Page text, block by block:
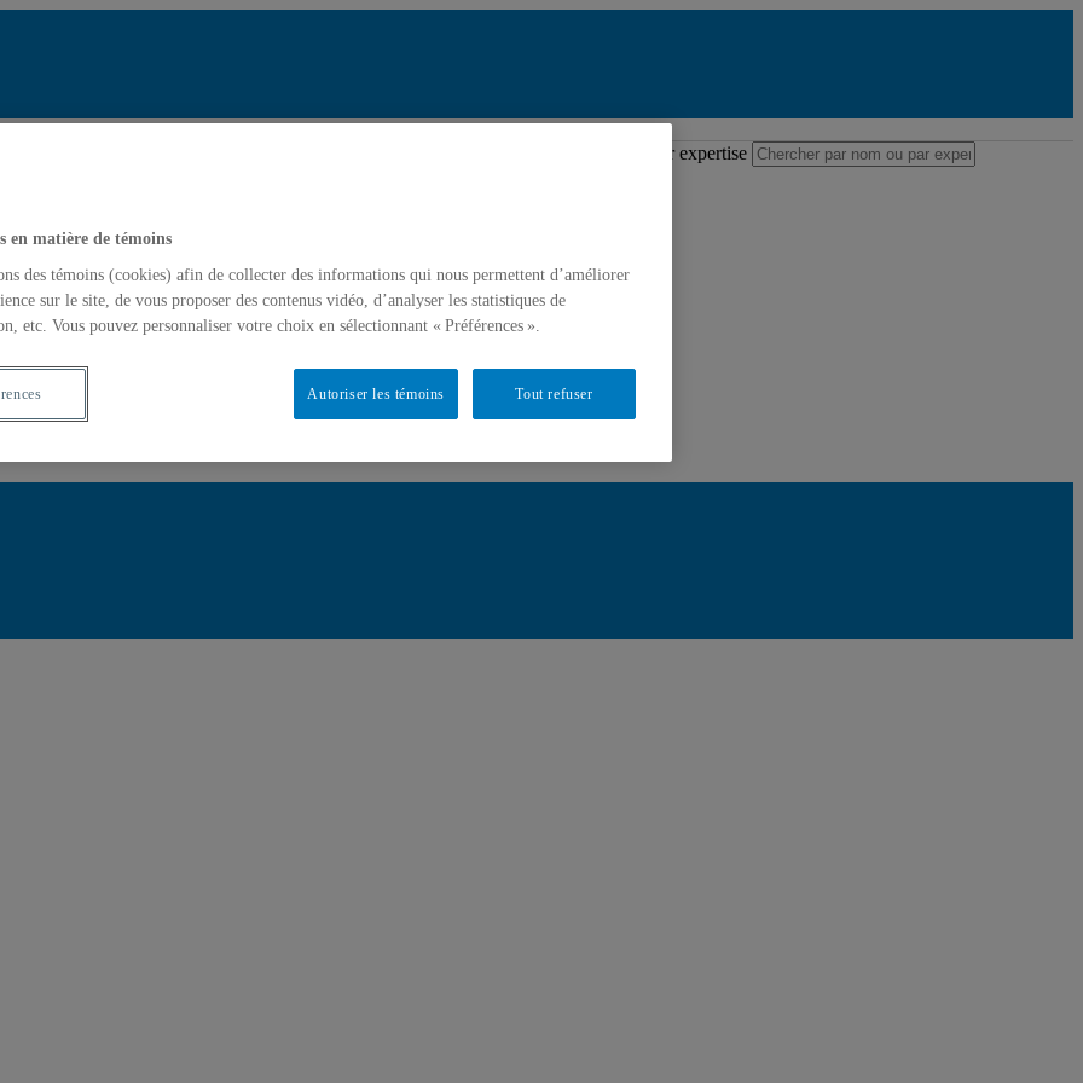
Répertoire des professeures et professeurs
Chercher par nom ou par expertise
collaboratives »
collaboratives
en matière de témoins
des témoins (cookies) afin de collecter des informations qui nous permettent d’améliorer
sur le site, de vous proposer des contenus vidéo, d’analyser les statistiques de
etc. Vous pouvez personnaliser votre choix en sélectionnant « Préférences ».
Tout refuser
Autoriser les témoins